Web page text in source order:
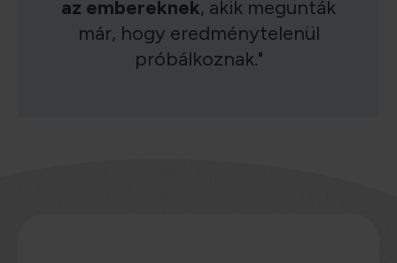
az embereknek, akik megunták
már, hogy eredménytelenül
próbálkoznak."